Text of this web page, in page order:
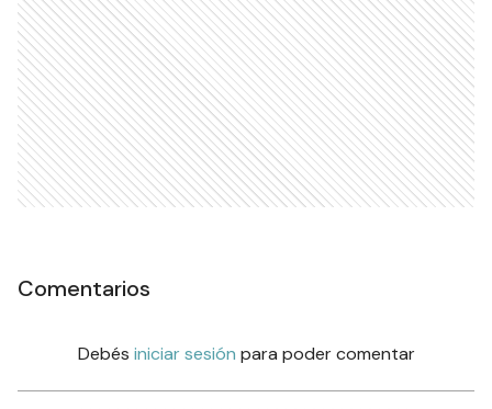
Comentarios
Debés iniciar sesión para poder comentar